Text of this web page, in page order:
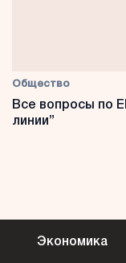
Общество
Все вопросы по
линии”
Экономика